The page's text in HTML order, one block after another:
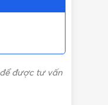
được tư vấn